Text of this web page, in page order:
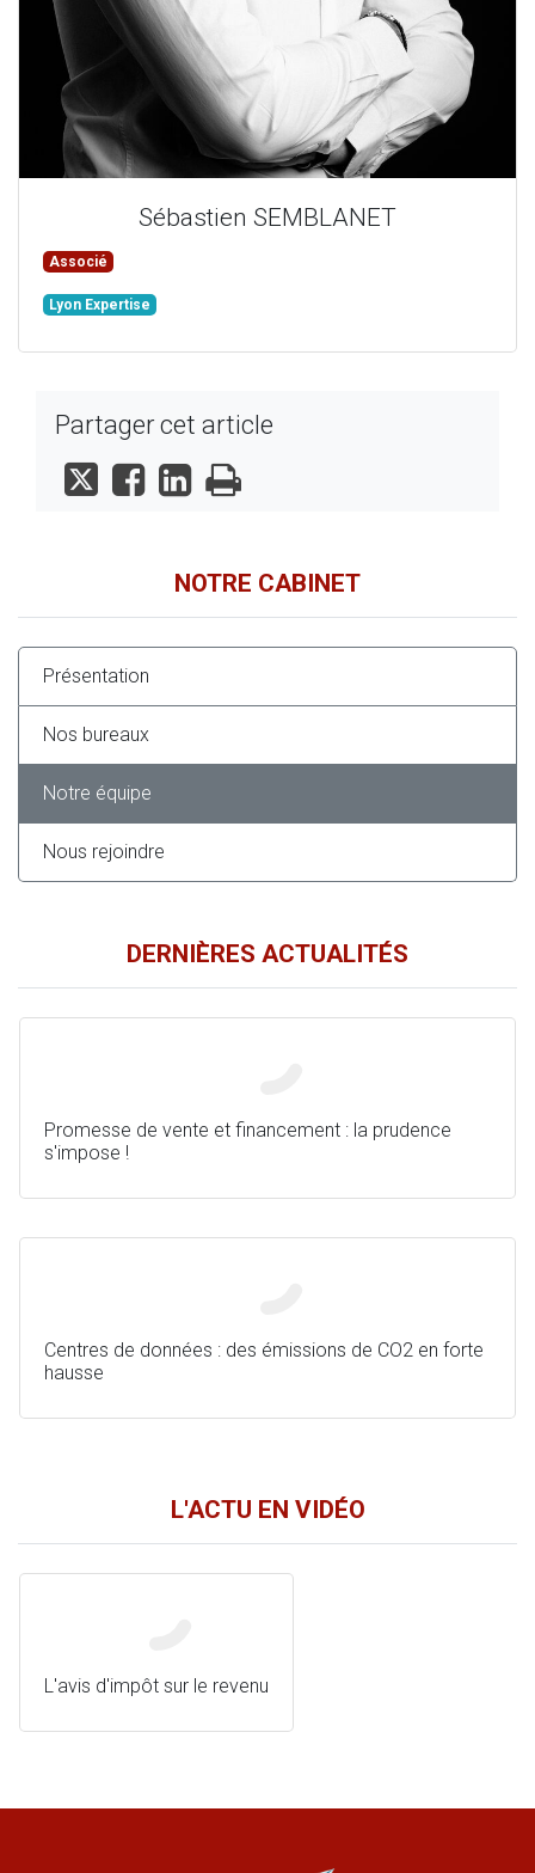
Sébastien SEMBLANET
Associé
Lyon Expertise
Partager cet article
NOTRE CABINET
Présentation
Nos bureaux
Notre équipe
Nous rejoindre
DERNIÈRES ACTUALITÉS
Promesse de vente et financement : la prudence
s'impose !
Centres de données : des émissions de CO2 en forte
hausse
L'ACTU EN VIDÉO
L'avis d'impôt sur le revenu